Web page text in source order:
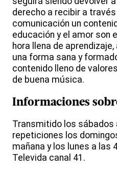
derecho a recibir a
comunicación un
educación y el amor son
hora llena de
una forma sana y
contenido lleno de
de buena música.
Informaciones
Transmitido los sábados
repeticiones los
mañana y los lunes a las
Televida canal 41.